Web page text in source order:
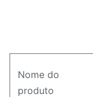
Nome do
produto